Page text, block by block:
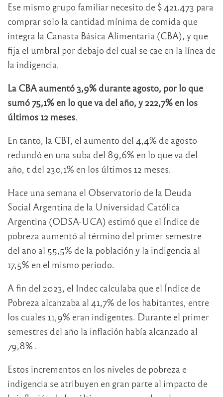
Ese mismo grupo familiar necesito de $ 421.473 para
comprar solo la cantidad mínima de comida que
integra la Canasta Básica Alimentaria (CBA), y que
fija el umbral por debajo del cual se cae en la línea de
la indigencia.
La CBA aumentó 3,9% durante agosto, por lo que
sumó 75,1% en lo que va del año, y 222,7% en los
últimos 12 meses
En tanto, la CBT, el aumento del 4,4% de agosto
redundó en una suba del 89,6% en lo que va del
año, t del 230,1% en los últimos 12 meses.
Hace una semana el Observatorio de la Deuda
Social Argentina de la Universidad Católica
Argentina (ODSA-UCA) estimó que el Índice de
pobreza aumentó al término del primer semestre
del año al 55,5% de la población y la indigencia al
17,5% en el mismo período.
A fin del 2023, el Indec calculaba que el Índice de
Pobreza alcanzaba al 41,7% de los habitantes, entre
los cuales 11,9% eran indigentes. Durante el primer
semestres del año la inflación había alcanzado al
79,8% .
Estos incrementos en los niveles de pobreza e
indigencia se atribuyen en gran parte al impacto de